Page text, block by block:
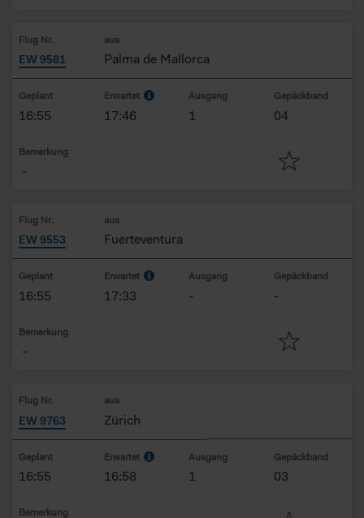
Flug Nr.
EW 9581
aus
Palma de Mallorca
Geplant
16:55
Erwartet
17:46
Ausgang
1
Gepäckband
04
Bemerkung
-
Flug Nr.
EW 9553
aus
Fuerteventura
Geplant
16:55
Erwartet
17:33
Ausgang
-
Gepäckband
-
Bemerkung
-
Flug Nr.
EW 9763
aus
Zürich
Geplant
16:55
Erwartet
16:58
Ausgang
1
Gepäckband
03
Bemerkung